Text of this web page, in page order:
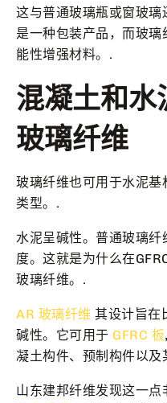
这与普通玻璃瓶或窗玻
是一种包装产品，而玻
能性增强材料。.
混凝土和水
玻璃纤维
玻璃纤维也可用于水泥
类型。.
水泥呈碱性。普通玻璃
度。这就是为什么在
玻璃纤维。.
AR 玻璃纤维 其设计旨在
碱性。它可用于 GFRC 板
凝土构件、预制构件以
山东建邦纤维发现这一点